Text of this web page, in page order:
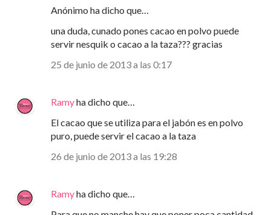
Anónimo ha dicho que…
una duda, cunado pones cacao en polvo puede
servir nesquik o cacao a la taza??? gracias
25 de junio de 2013 a las 0:17
Ramyha dicho que…
El cacao que se utiliza para el jabón es en polvo
puro, puede servir el cacao a la taza
26 de junio de 2013 a las 19:28
Ramyha dicho que…